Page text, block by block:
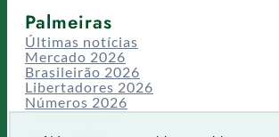
Palmeiras
Últimas notícias
Mercado 2026
Brasileirão 2026
Libertadores 2026
Números 2026
Campeonatos
Temporadas